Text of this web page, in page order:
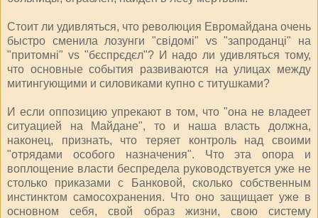
Стоит ли удивляться, что революция Евромайдана очень
быстро сменила лозунги "свідомі" vs "запроданці" на
"притомні" vs "бєспрєдєл"? И надо ли удивляться тому,
что основные события развиваются на улицах между
митингующими и силовиками купно с титушками?
И если оппозицию упрекают в том, что "она не владеет
ситуацией на Майдане", то и наша власть должна,
наконец, признать, что теряет контроль над своими
"отрядами особого назначения". Что эта опора и
воплощение власти беспредела руководствуется уже не
столько приказами с Банковой, сколько собственным
инстинктом самосохранения. Что оно защищает уже в
основном себя, свой образ жизни, свою систему